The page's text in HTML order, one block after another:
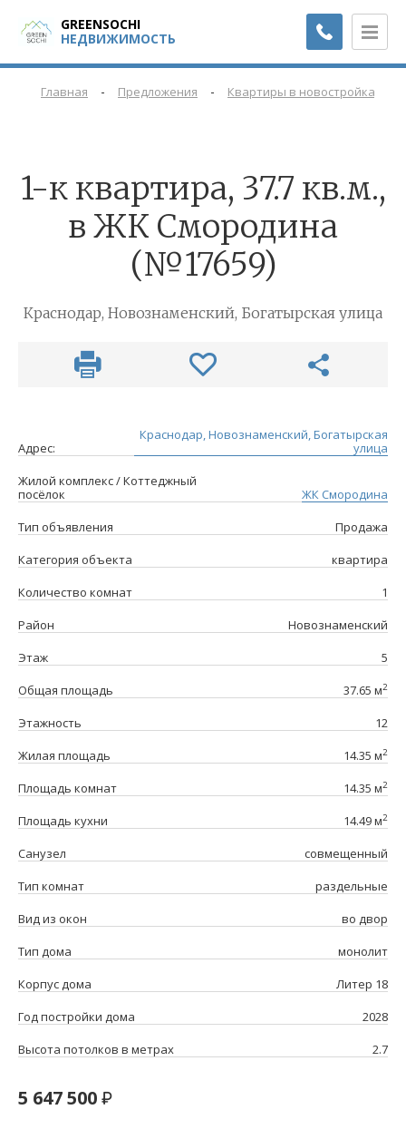
GREENSOCHI
НЕДВИЖИМОСТЬ
Главная - Предложения - Квартиры в новостройках
1-к квартира, 37.7 кв.м.,
в ЖК Смородина
(№17659)
Краснодар, Новознаменский, Богатырская улица
Адрес:
Краснодар, Новознаменский, Богатырская
улица
Жилой комплекс / Коттеджный
посёлок
ЖК Смородина
Тип объявления
Продажа
Категория объекта
квартира
Количество комнат
1
Район
Новознаменский
Этаж
5
Общая площадь
37.65 м2
Этажность
12
Жилая площадь
14.35 м2
Площадь комнат 14.35 м2
Площадь кухни 14.49 м2
Санузел
совмещенный
Тип комнат
раздельные
Вид из окон
во двор
Тип дома
монолит
Корпус дома
Литер 18
Год постройки дома
2028
Высота потолков в метрах
2.7
5 647 500